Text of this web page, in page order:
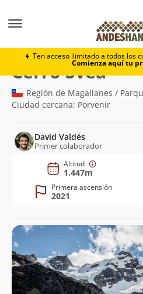
Ten acceso ilimitado a todos los
Comienza aquí tu
Cerro Svea
Cerro Svea
Región de Magallanes /
Ciudad cercana: Porvenir
David Valdés
Primer colaborador
Altitud
1.447m
Primera ascensión
2021